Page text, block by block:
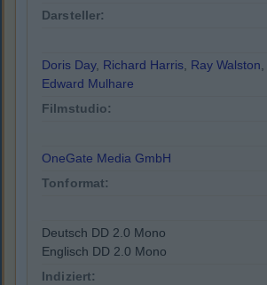
Darsteller:
Doris Day, Richard Harris, Ray Walston,
Edward Mulhare
Filmstudio:
OneGate Media GmbH
Tonformat:
Deutsch DD 2.0 Mono
Englisch DD 2.0 Mono
Indiziert: